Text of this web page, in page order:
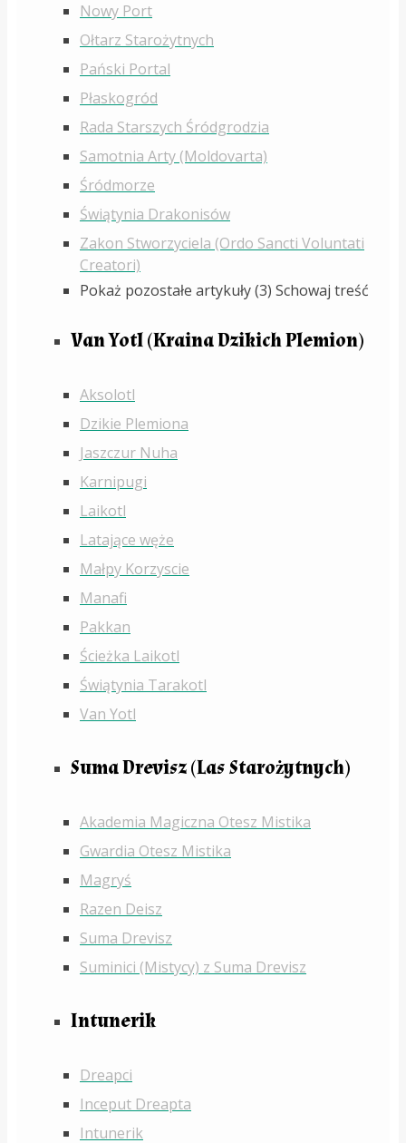
Nowy Port
Ołtarz Starożytnych
Pański Portal
Płaskogród
Rada Starszych Śródgrodzia
Samotnia Arty (Moldovarta)
Śródmorze
Świątynia Drakonisów
Zakon Stworzyciela (Ordo Sancti Voluntati
Creatori)
Pokaż pozostałe artykuły (3) Schowaj treść
Van Yotl (Kraina Dzikich Plemion)
Aksolotl
Dzikie Plemiona
Jaszczur Nuha
Karnipugi
Laikotl
Latające węże
Małpy Korzyscie
Manafi
Pakkan
Ścieżka Laikotl
Świątynia Tarakotl
Van Yotl
Suma Drevisz (Las Starożytnych)
Akademia Magiczna Otesz Mistika
Gwardia Otesz Mistika
Magryś
Razen Deisz
Suma Drevisz
Suminici (Mistycy) z Suma Drevisz
Intunerik
Dreapci
Inceput Dreapta
Intunerik